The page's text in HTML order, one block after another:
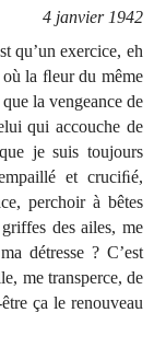
4 janvier 1942
qu’un exercice, eh
la ﬂeur du même
la vengeance de
qui accouche de
je suis toujours
et cruciﬁé,
perchoir à bêtes
des ailes, me
détresse ? C’est
me transperce, de
ça le renouveau